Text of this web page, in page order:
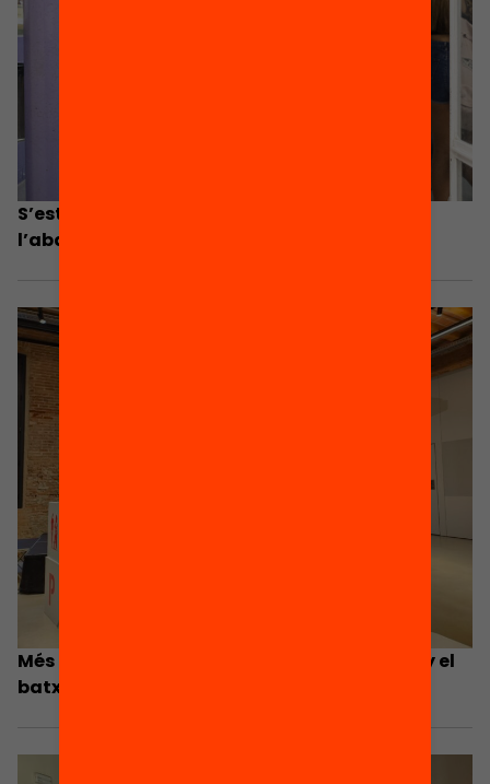
S’estanquen les desigualtats en
l’abandonament escolar de Catalunya
Més de 13.000 alumnes abandonen cada any el
batxillerat i la Formació Professional